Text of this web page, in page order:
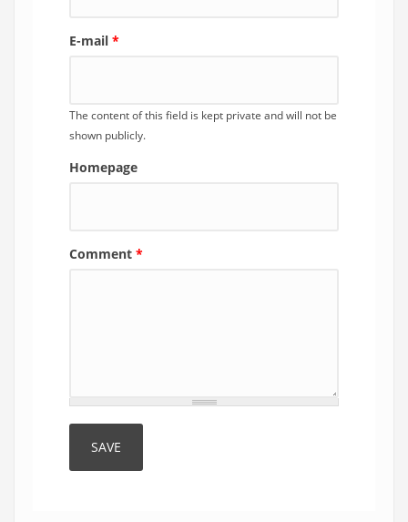
E-mail *
The content of this field is kept private and will not be
shown publicly.
Homepage
Comment *